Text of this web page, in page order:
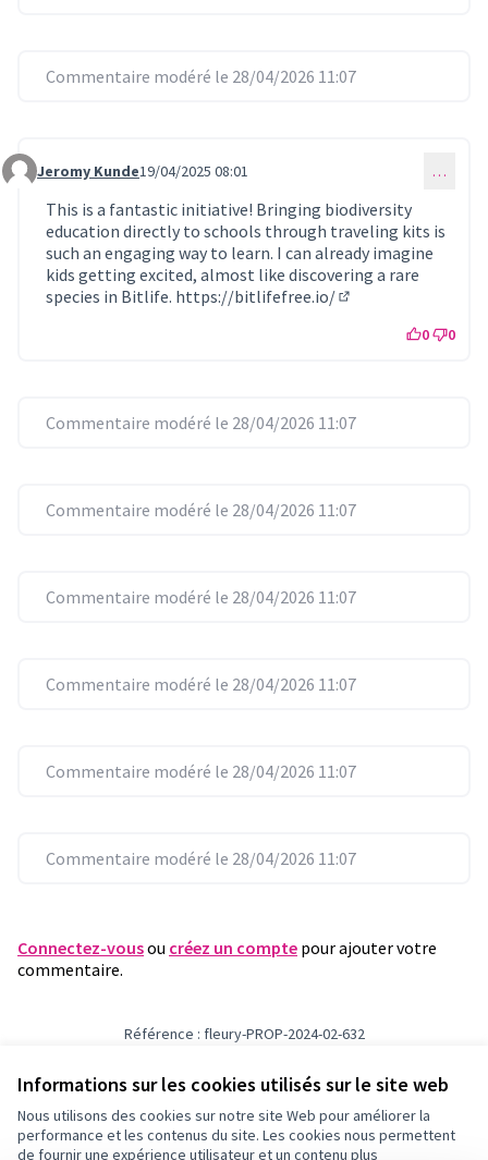
Informations sur les cookies utilisés sur le site web
Nous utilisons des cookies sur notre site Web pour améliorer la
performance et les contenus du site. Les cookies nous permettent
de fournir une expérience utilisateur et un contenu plus
Commentaire modéré le 28/04/2026 11:07
Commentaire 1148
Jeromy Kunde19/04/2025 08:01 …
This is a fantastic initiative! Bringing biodiversity
education directly to schools through traveling kits is
such an engaging way to learn. I can already imagine
kids getting excited, almost like discovering a rare
species in Bitlife. https://bitlifefree.io/
0 0
Commentaire modéré le 28/04/2026 11:07
Commentaire modéré le 28/04/2026 11:07
Commentaire modéré le 28/04/2026 11:07
Commentaire modéré le 28/04/2026 11:07
Commentaire modéré le 28/04/2026 11:07
Commentaire modéré le 28/04/2026 11:07
Connectez-vousou créez un compte pour ajouter votre
commentaire.
Référence : fleury-PROP-2024-02-632
Vérifiez l'empreinte numérique
Conditions d'utilisation